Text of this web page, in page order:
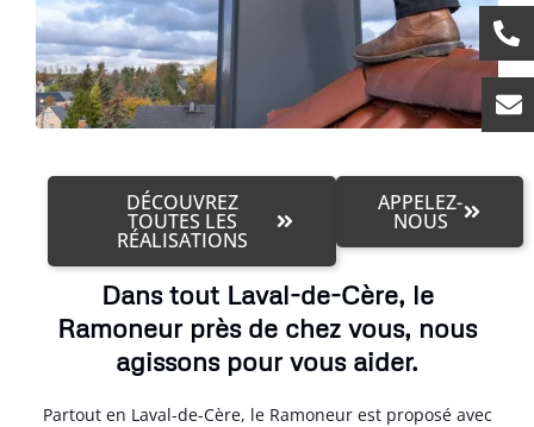
DÉCOUVREZ
TOUTES LES
RÉALISATIONS
APPELEZ-
NOUS
Dans tout Laval-de-Cère, le
Ramoneur près de chez vous, nous
agissons pour vous aider.
Partout en Laval-de-Cère, le Ramoneur est proposé avec